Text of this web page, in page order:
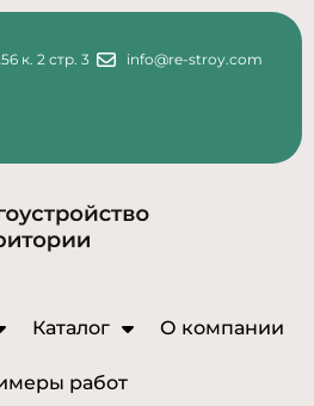
к. 2 стр. 3 info@re-stroy.com
Каталог О компании
работ